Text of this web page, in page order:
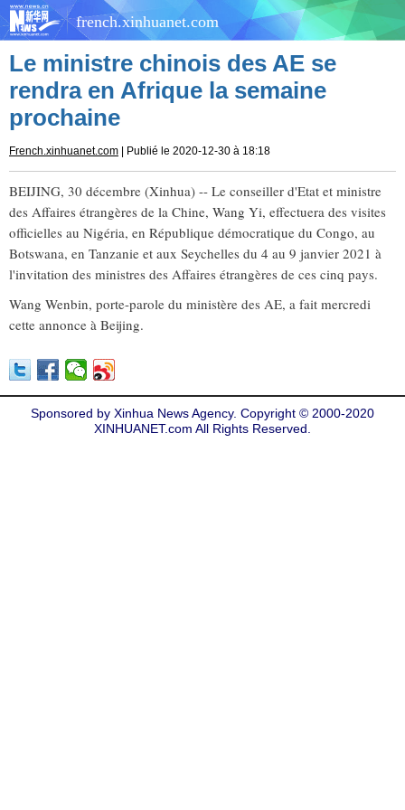
french.xinhuanet.com
Le ministre chinois des AE se
rendra en Afrique la semaine
prochaine
French.xinhuanet.com | Publié le 2020-12-30 à 18:18
BEIJING, 30 décembre (Xinhua) -- Le conseiller d'Etat et ministre
des Affaires étrangères de la Chine, Wang Yi, effectuera des visites
officielles au Nigéria, en République démocratique du Congo, au
Botswana, en Tanzanie et aux Seychelles du 4 au 9 janvier 2021 à
l'invitation des ministres des Affaires étrangères de ces cinq pays.
Wang Wenbin, porte-parole du ministère des AE, a fait mercredi
cette annonce à Beijing.
Sponsored by Xinhua News Agency. Copyright © 2000-2020
XINHUANET.com All Rights Reserved.